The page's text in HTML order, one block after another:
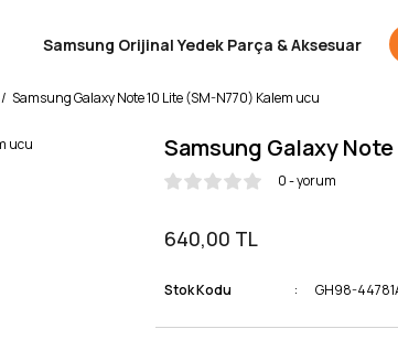
Samsung Orijinal Yedek Parça & Aksesuar
Samsung Galaxy Note 10 Lite (SM-N770) Kalem ucu
Samsung Galaxy
0 - yorum
640,00 TL
Stok Kodu GH98-